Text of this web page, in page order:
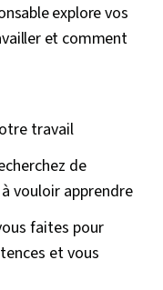
explore vos
et comment
travail
de
vouloir apprendre
faites pour
et vous